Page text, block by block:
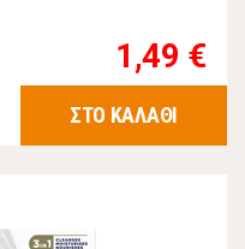
1,49 €
ΣΤΟ ΚΑΛΑΘΙ